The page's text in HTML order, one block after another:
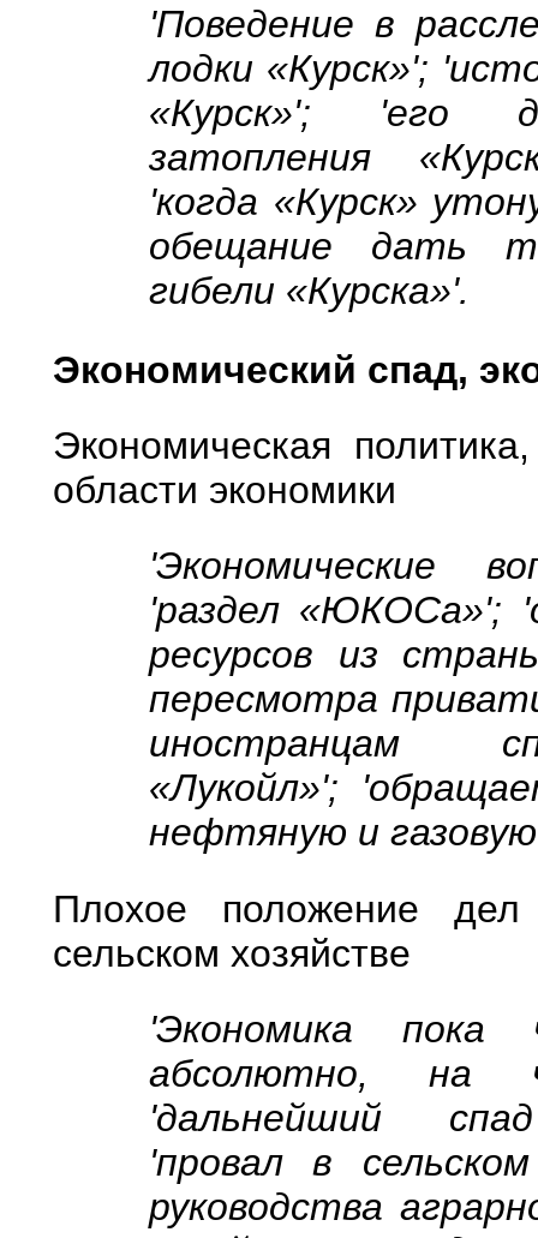
'Поведение в
лодки «Курск»';
«Курск»'; 'его
затопления
'когда «Курск»
обещание дать
гибели «Курска»'.
Экономический спад,
Экономическая
области экономики
'Экономические
'раздел «ЮКОСа»';
ресурсов из
пересмотра
иностранцам
«Лукойл»';
нефтяную и
Плохое положение
сельском хозяйстве
'Экономика пока
абсолютно, на
'дальнейший
'провал в
руководства